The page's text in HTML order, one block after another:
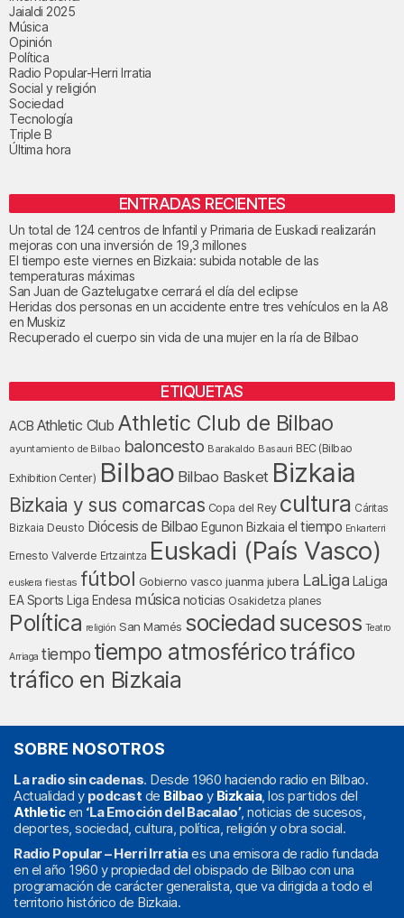
Jaialdi 2025
Música
Opinión
Política
Radio Popular-Herri Irratia
Social y religión
Sociedad
Tecnología
Triple B
Última hora
ENTRADAS RECIENTES
Un total de 124 centros de Infantil y Primaria de Euskadi realizarán
mejoras con una inversión de 19,3 millones
El tiempo este viernes en Bizkaia: subida notable de las
temperaturas máximas
San Juan de Gaztelugatxe cerrará el día del eclipse
Heridas dos personas en un accidente entre tres vehículos en la A8
en Muskiz
Recuperado el cuerpo sin vida de una mujer en la ría de Bilbao
ETIQUETAS
ACB Athletic Club Athletic Club de Bilbao
ayuntamiento de Bilbao baloncesto Barakaldo Basauri BEC (Bilbao
Exhibition Center) Bilbao Bilbao Basket Bizkaia
Bizkaia y sus comarcas Copa del Rey cultura Cáritas
Bizkaia Deusto Diócesis de Bilbao Egunon Bizkaia el tiempo Enkarterri
Ernesto Valverde Ertzaintza Euskadi (País Vasco)
euskera fiestas fútbol Gobierno vasco juanma jubera LaLiga LaLiga
EA Sports
Liga Endesa música noticias Osakidetza planes
Política religión San Mamés sociedad sucesos Teatro
Arriaga tiempo tiempo atmosféricotráfico
tráfico en Bizkaia
SOBRE NOSOTROS
La radio sin cadenas. Desde 1960 haciendo radio en Bilbao.
Actualidad y podcast de Bilbao y Bizkaia, los partidos del
Athleticen ‘La Emoción del Bacalao’, noticias de sucesos,
deportes, sociedad, cultura, política, religión y obra social.
Radio Popular – Herri Irratiaes una emisora de radio fundada
en el año 1960 y propiedad del obispado de Bilbao con una
programación de carácter generalista, que va dirigida a todo el
territorio histórico de Bizkaia.